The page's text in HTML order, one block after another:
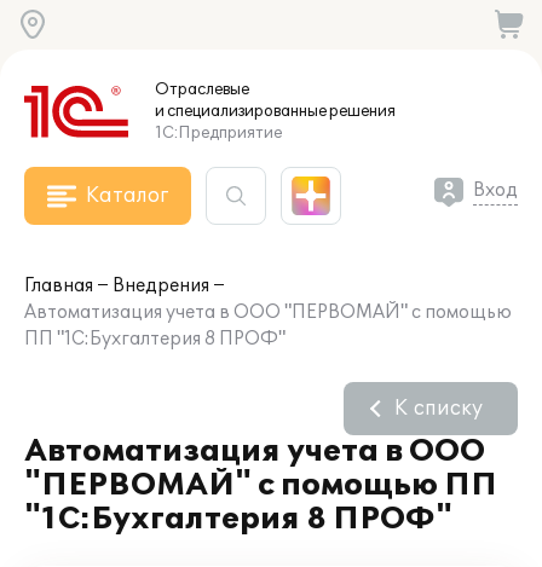
Отраслевые
и специализированныерешения
1С:Предприятие
Каталог Вход
Главная
Внедрения
Автоматизация учета в ООО "ПЕРВОМАЙ" с помощью
ПП "1С:Бухгалтерия 8 ПРОФ"
Автоматизация учета в ООО
"ПЕРВОМАЙ" с помощью ПП
"1С:Бухгалтерия 8 ПРОФ"
К списку